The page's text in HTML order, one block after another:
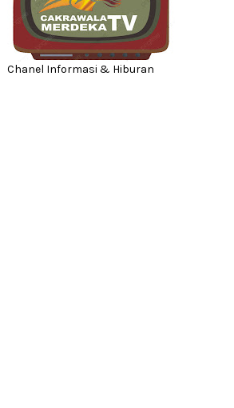
Chanel Informasi & Hiburan